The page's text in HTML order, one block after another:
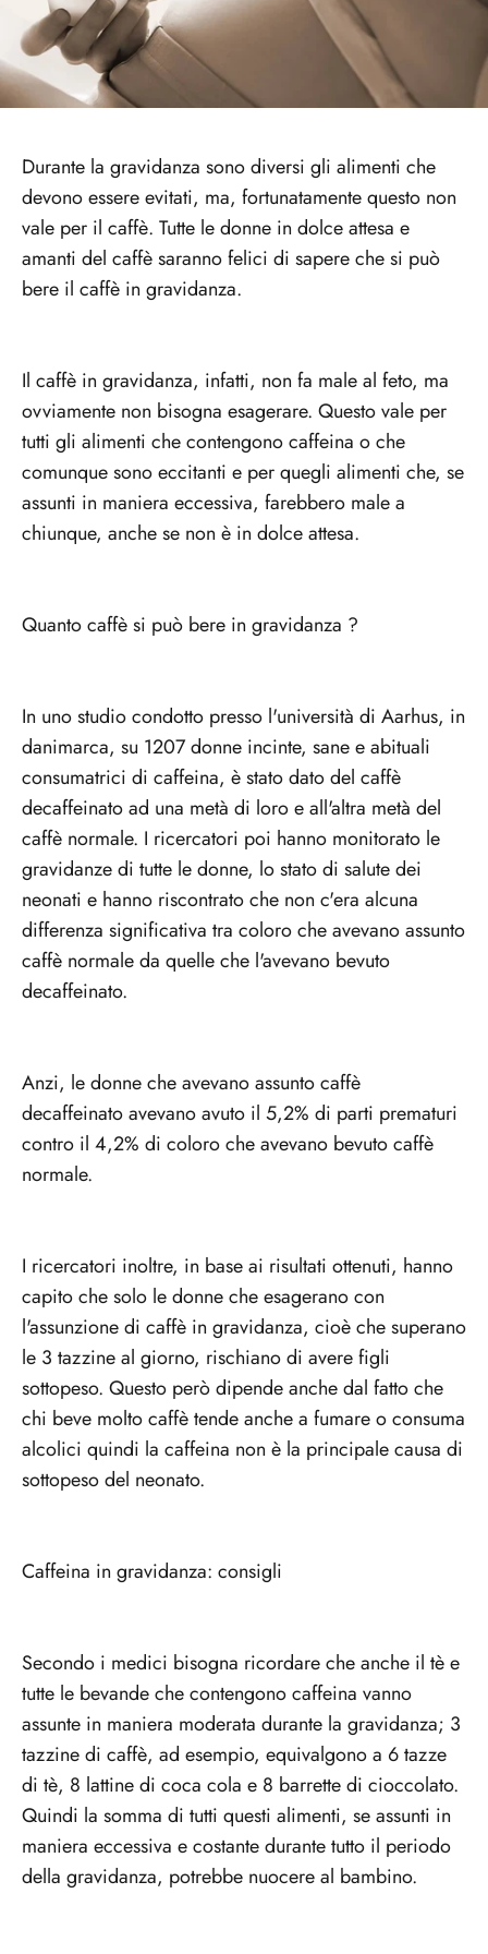
Durante la gravidanza sono diversi gli alimenti che
devono essere evitati, ma, fortunatamente questo non
vale per il caffè. Tutte le donne in dolce attesa e
amanti del caffè saranno felici di sapere che si può
bere il caffè in gravidanza.
Il caffè in gravidanza, infatti, non fa male al feto, ma
ovviamente non bisogna esagerare. Questo vale per
tutti gli alimenti che contengono caffeina o che
comunque sono eccitanti e per quegli alimenti che, se
assunti in maniera eccessiva, farebbero male a
chiunque, anche se non è in dolce attesa.
Quanto caffè si può bere in gravidanza ?
In uno studio condotto presso l'università di Aarhus, in
danimarca, su 1207 donne incinte, sane e abituali
consumatrici di caffeina, è stato dato del caffè
decaffeinato ad una metà di loro e all'altra metà del
caffè normale. I ricercatori poi hanno monitorato le
gravidanze di tutte le donne, lo stato di salute dei
neonati e hanno riscontrato che non c'era alcuna
differenza significativa tra coloro che avevano assunto
caffè normale da quelle che l'avevano bevuto
decaffeinato.
Anzi, le donne che avevano assunto caffè
decaffeinato avevano avuto il 5,2% di parti prematuri
contro il 4,2% di coloro che avevano bevuto caffè
normale.
I ricercatori inoltre, in base ai risultati ottenuti, hanno
capito che solo le donne che esagerano con
l'assunzione di caffè in gravidanza, cioè che superano
le 3 tazzine al giorno, rischiano di avere figli
sottopeso. Questo però dipende anche dal fatto che
chi beve molto caffè tende anche a fumare o consuma
alcolici quindi la caffeina non è la principale causa di
sottopeso del neonato.
Caffeina in gravidanza: consigli
Secondo i medici bisogna ricordare che anche il tè e
tutte le bevande che contengono caffeina vanno
assunte in maniera moderata durante la gravidanza; 3
tazzine di caffè, ad esempio, equivalgono a 6 tazze
di tè, 8 lattine di coca cola e 8 barrette di cioccolato.
Quindi la somma di tutti questi alimenti, se assunti in
maniera eccessiva e costante durante tutto il periodo
della gravidanza, potrebbe nuocere al bambino.